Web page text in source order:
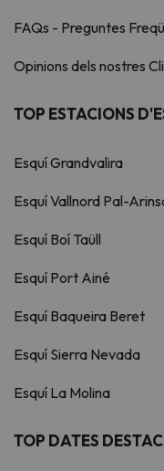
FAQs - Preguntes
Opinions dels nostres
TOP ESTACIONS
Esquí Grandvalira
Esquí Vallnord Pal-
Esquí Boí Taüll
Esquí Port Ainé
Esquí Baqueira Beret
Esquí Sierra Nevada
Esquí La Molina
TOP DATES